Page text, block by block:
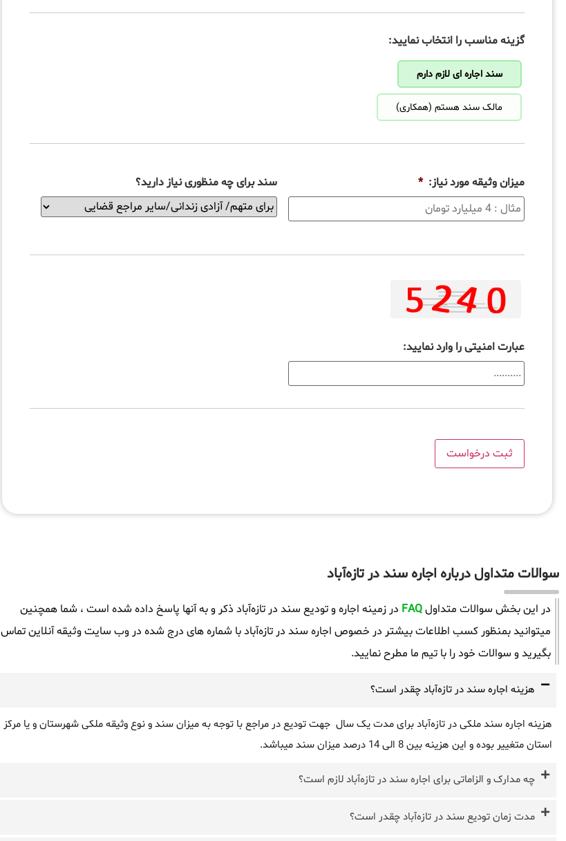
گزینه مناسب را انتخاب نمایید:
سند اجاره ای لازم دارم
مالک سند هستم (همکاری)
میزان وثیقه مورد نیاز: * سند برای چه منظوری نیاز دارید؟
عبارت امنیتی را وارد نمایید:
سوالات متداول درباره اجاره سند در تازه‌آباد
در این بخش سوالات متداولFAQ در زمینه اجاره و تودیع سند در تازه‌آباد ذکر و به آنها پاسخ داده شده است ، شما همچنین
میتوانید بمنظور کسب اطلاعات بیشتر در خصوص اجاره سند در تازه‌آباد با شماره های درج شده در وب سایت وثیقه آنلاین تماس
بگیرید و سوالات خود را با تیم ما مطرح نمایید.
هزینه اجاره سند در تازه‌آباد چقدر است؟
هزینه اجاره سند ملکی در تازه‌آباد برای مدت یک سال جهت تودیع در مراجع با توجه به میزان سند و نوع وثیقه ملکی شهرستان و یا مرکز
استان متغییر بوده و این هزینه بین 8 الی 14 درصد میزان سند میباشد.
چه مدارک و الزاماتی برای اجاره سند در تازه‌آباد لازم است؟
مدت زمان تودیع سند در تازه‌آباد چقدر است؟